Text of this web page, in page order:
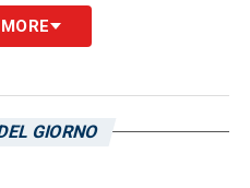
contro l’Atalanta, u
per un rigore molto
da L’Unione
GIORNO